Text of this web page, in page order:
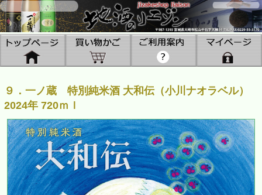
９．一ノ蔵 特別純米酒 大和伝（小川ナオラベル）
2024年 720ｍｌ